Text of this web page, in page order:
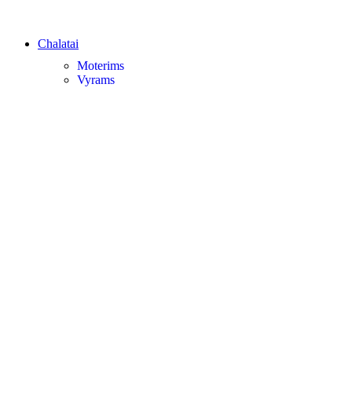
Chalatai
Moterims
Vyrams